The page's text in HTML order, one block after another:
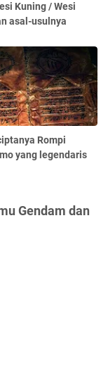
Kuning / Wesi
asal-usulnya
Rompi
yang legendaris
Gendam dan